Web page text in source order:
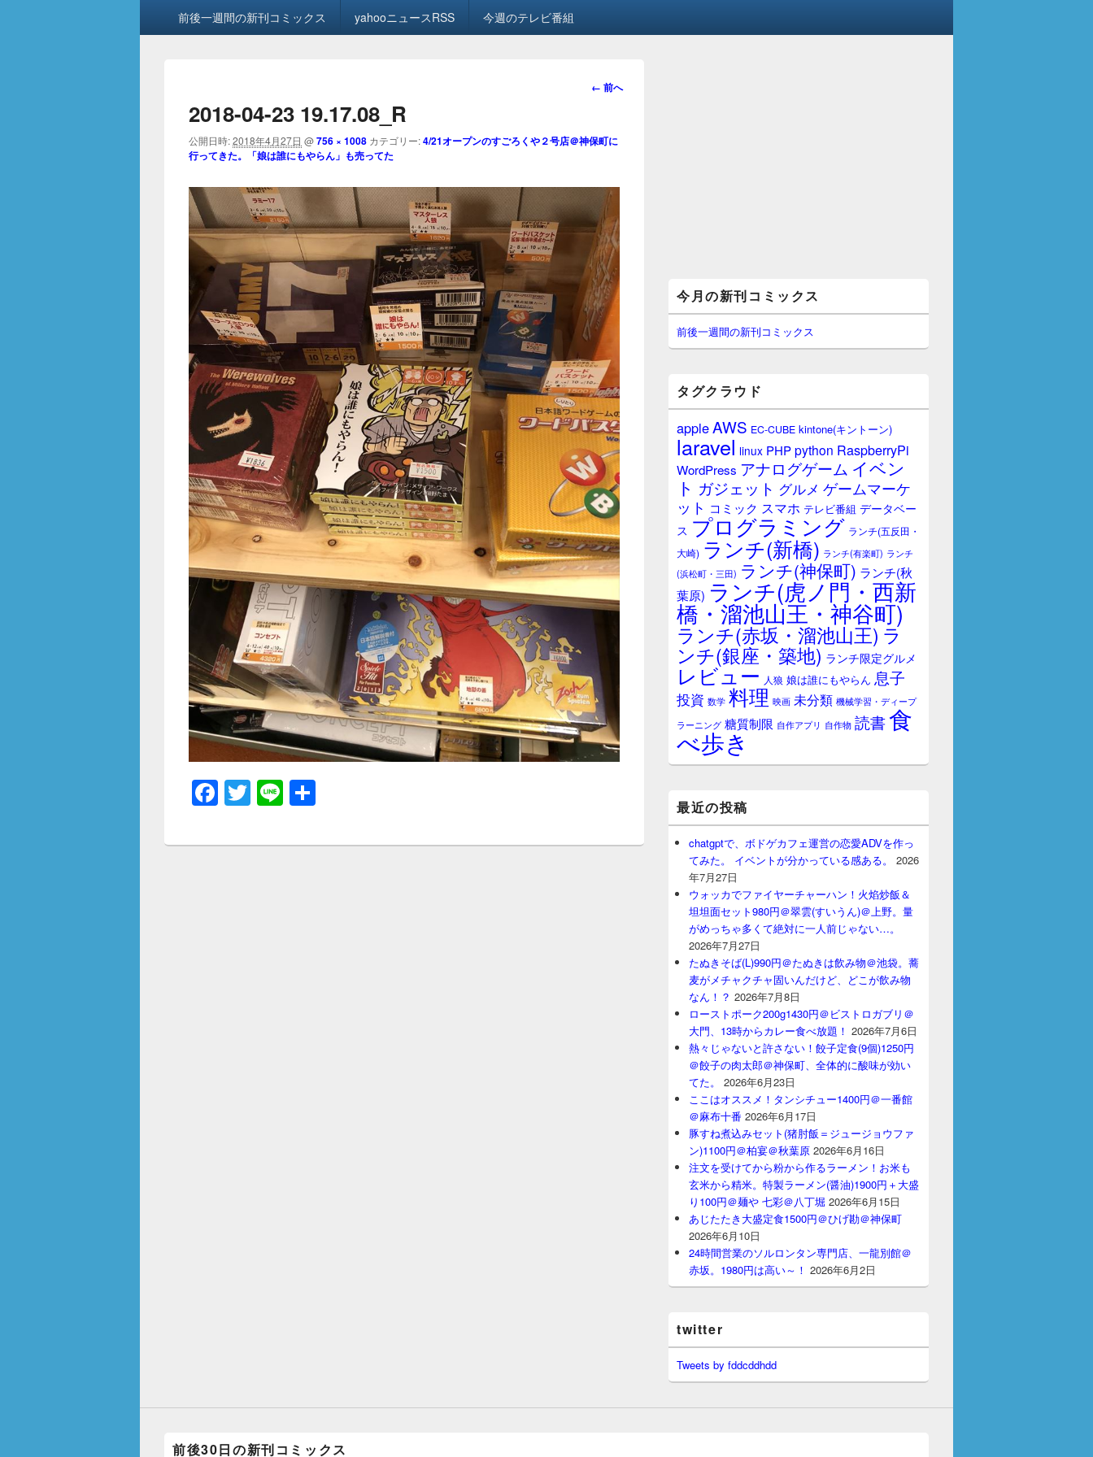
前後一週間の新刊コミックス yahooニュースRSS 今週のテレビ番組
画
ビ
シ
ン
← 前へ
2018-04-23 19.17.08_R
公開日時:2018年4月27日 @756 × 1008 カテゴリー:4/21オープンのすごろくや２号店＠神保町に
行ってきた。「娘は誰にもやらん」も売ってた
F
c
T
tt
Li
e
イ
ン
サ
イ
ー
ジ
ッ
ト
今月の新刊コミックス
前後一週間の新刊コミックス
タグクラウド
appleAWS EC-CUBE kintone(キントーン)
laravel linux PHPpython RaspberryPi
WordPress アナログゲーム イベン
ト ガジェット グルメ ゲームマーケ
ット コミック スマホ テレビ番組 データベー
ス プログラミング ランチ(五反田・
大崎) ランチ(新橋) ランチ(有楽町) ランチ
(浜松町・三田) ランチ(神保町) ランチ(秋
葉原) ランチ(虎ノ門・西新
橋・溜池山王・神谷町)
ランチ(赤坂・溜池山王) ラ
ンチ(銀座・築地) ランチ限定グルメ
レビュー 人狼 娘は誰にもやらん 息子
投資 数学 料理 映画 未分類 機械学習・ディープ
ラーニング 糖質制限 自作アプリ 自作物 読書食
べ歩き
最近の投稿
chatgptで、ボドゲカフェ運営の恋愛ADVを作っ
てみた。 イベントが分かっている感ある。
2026
年7月27日
ウォッカでファイヤーチャーハン！火焰炒飯＆
坦坦面セット980円＠翠雲(すいうん)＠上野。量
がめっちゃ多くて絶対に一人前じゃない…。
2026年7月27日
たぬきそば(L)990円＠たぬきは飲み物＠池袋。蕎
麦がメチャクチャ固いんだけど、どこが飲み物
なん！？ 2026年7月8日
ローストポーク200g1430円＠ビストロガブリ＠
大門、13時からカレー食べ放題！ 2026年7月6日
熱々じゃないと許さない！餃子定食(9個)1250円
＠餃子の肉太郎＠神保町、全体的に酸味が効い
てた。
2026年6月23日
ここはオススメ！タンシチュー1400円＠一番館
＠麻布十番 2026年6月17日
豚すね煮込みセット(猪肘飯＝ジュージョウファ
ン)1100円＠柏宴＠秋葉原 2026年6月16日
注文を受けてから粉から作るラーメン！お米も
玄米から精米。特製ラーメン(醤油)1900円＋大盛
り100円＠麺や 七彩＠八丁堀 2026年6月15日
あじたたき大盛定食1500円＠ひげ勘＠神保町
2026年6月10日
24時間営業のソルロンタン専門店、一龍別館＠
赤坂。1980円は高い～！ 2026年6月2日
twitter
Tweets by fddcddhdd
前後30日の新刊コミックス